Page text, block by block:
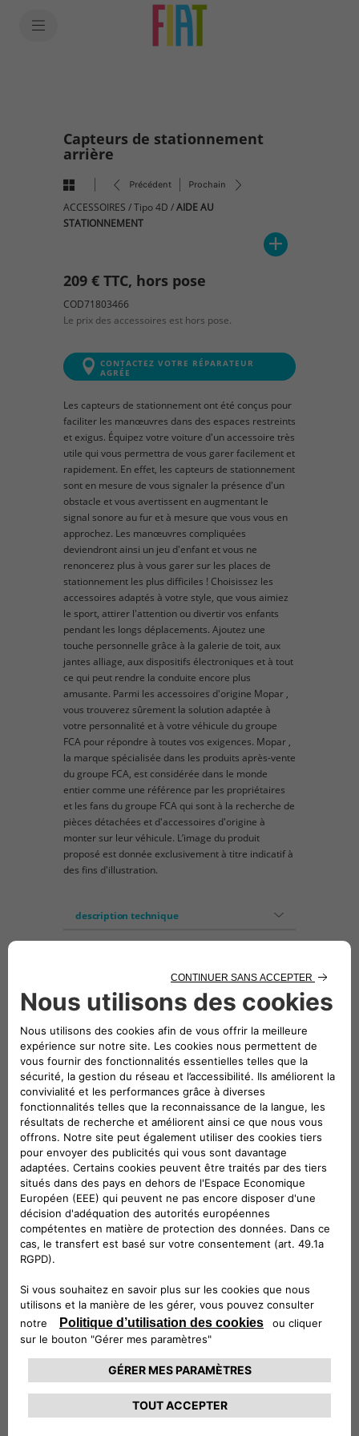
Capteurs de stationnement
arrière
Précédent Prochain
ACCESSOIRES /Tipo 4D /AIDE AU
STATIONNEMENT
209 € TTC, hors pose
COD71803466
Le prix des accessoires est hors pose.
CONTACTEZ VOTRE RÉPARATEUR
AGRÉE
Les capteurs de stationnement ont été conçus pour
faciliter les manœuvres dans des espaces restreints
et exigus. Équipez votre voiture d'un accessoire très
utile qui vous permettra de vous garer facilement et
rapidement. En effet, les capteurs de stationnement
sont en mesure de vous signaler la présence d'un
obstacle et vous avertissent en augmentant le
signal sonore au fur et à mesure que vous vous en
approchez. Les manœuvres compliquées
deviendront ainsi un jeu d'enfant et vous ne
renoncerez plus à vous garer sur les places de
stationnement les plus difficiles ! Choisissez les
accessoires adaptés à votre style, que vous aimiez
le sport, attirer l'attention ou divertir vos enfants
pendant les longs déplacements. Ajoutez une
touche personnelle grâce à la galerie de toit, aux
jantes alliage, aux dispositifs électroniques et à tout
ce qui peut rendre la conduite encore plus
amusante. Parmi les accessoires d'origine Mopar ,
vous trouverez sûrement la solution adaptée à
votre personnalité et à votre véhicule du groupe
FCA pour répondre à toutes vos exigences. Mopar ,
la marque spécialisée dans les produits après-vente
du groupe FCA, est considérée dans le monde
entier comme une référence par les propriétaires
et les fans du groupe FCA qui sont à la recherche de
pièces détachées et d'accessoires d'origine à
monter sur leur véhicule. L’image du produit
proposé est donnée exclusivement à titre indicatif à
des fins d'illustration.
description technique
pendant les manœuvres de stationnement.
Commodité pendant le stationnement et
préservation de l'esthétique du véhicule.
Sécurité maximale de la conduite. Garantie : 3
ans.
Véhicules compatibles
Suivez-nous
CONTACTEZ LE SERVICE CLIENT
CIAO FIAT SERVICE CLIENT
00 800 342 800 00
Numéro gratuit
0080034280000